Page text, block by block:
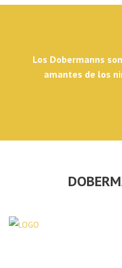
Los Dobermanns
amantes de los